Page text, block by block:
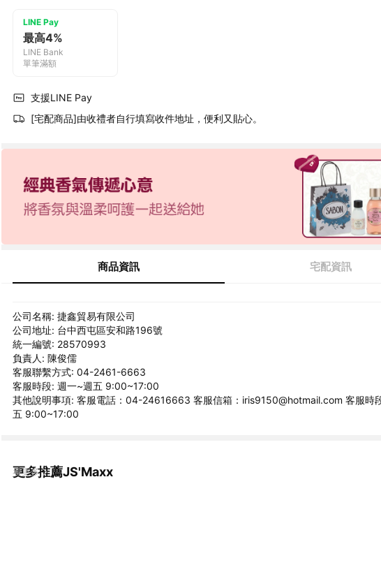
LINE Pay
最高4%
LINE Bank
單筆滿額
支援LINE Pay
[宅配商品]由收禮者自行填寫收件地址，便利又貼心。
商品資訊 宅配資訊
公司名稱: 捷鑫貿易有限公司
公司地址: 台中西屯區安和路196號
統一編號: 28570993
負責人: 陳俊儒
客服聯繫方式: 04-2461-6663
客服時段: 週一~週五 9:00~17:00
其他說明事項: 客服電話：04-24616663 客服信箱：iris9150@hotmail.com 客服時
五 9:00~17:00
更多推薦JS'Maxx
看更多